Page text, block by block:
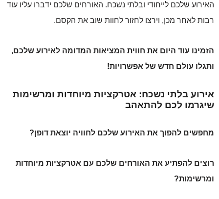
האירוע שלכם לייחודי ובלתי נשכח. האורחים שלכם ידברו עליו עוד
רבות לאחר מכן, וירצו לחזור לחוות שוב את הקסם.
הזמינו עוד היום את חווית המציאות המדומה לאירוע שלכם,
ותגלו עולם חדש של אפשרויות!
אירוע בלתי נשכח: אטרקציות מיוחדות ומרשימות
שיגרמו לכם להתאהב
מחפשים להפוך את האירוע שלכם לחוויה יוצאת דופן?
רוצים להפתיע את האורחים שלכם עם אטרקציות מיוחדות
ומרשימות?